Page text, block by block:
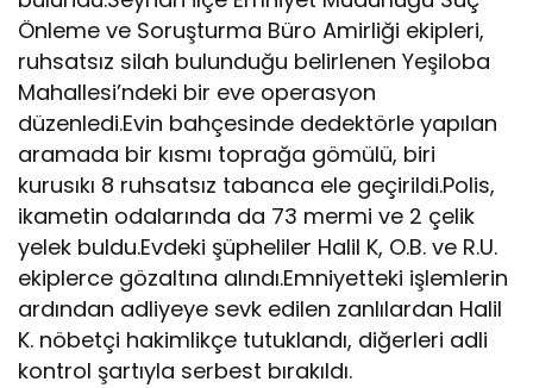
Önleme ve Soruşturma Büro Amirliği ekipleri,
ruhsatsız silah bulunduğu belirlenen Yeşiloba
Mahallesi’ndeki bir eve operasyon
düzenledi.Evin bahçesinde dedektörle yapılan
aramada bir kısmı toprağa gömülü, biri
kurusıkı 8 ruhsatsız tabanca ele geçirildi.Polis,
ikametin odalarında da 73 mermi ve 2 çelik
yelek buldu.Evdeki şüpheliler Halil K, O.B. ve R.U.
ekiplerce gözaltına alındı.Emniyetteki işlemlerin
ardından adliyeye sevk edilen zanlılardan Halil
K. nöbetçi hakimlikçe tutuklandı, diğerleri adli
kontrol şartıyla serbest bırakıldı.